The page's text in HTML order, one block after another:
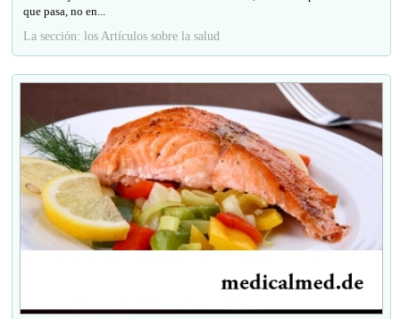
que pasa, no en...
La sección: los Artículos sobre la salud